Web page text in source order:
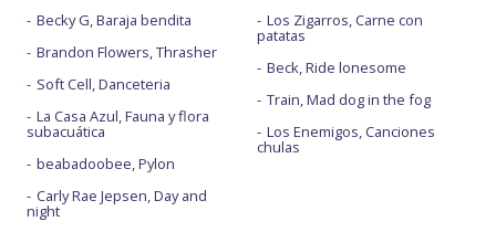
Becky G, Baraja bendita
Brandon Flowers, Thrasher
Soft Cell, Danceteria
La Casa Azul, Fauna y flora
subacuática
beabadoobee, Pylon
Carly Rae Jepsen, Day and
night
Los Zigarros, Carne con
patatas
Beck, Ride lonesome
Train, Mad dog in the fog
Los Enemigos, Canciones
chulas